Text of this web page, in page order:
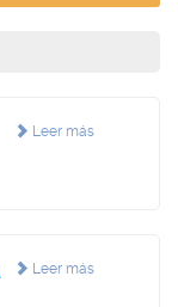
Leer más
Leer más